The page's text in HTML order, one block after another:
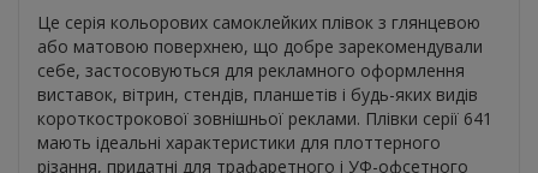
Це серія кольорових самоклейких плівок з глянцевою
або матовою поверхнею, що добре зарекомендували
себе, застосовуються для рекламного оформлення
виставок, вітрин, стендів, планшетів і будь-яких видів
короткострокової зовнішньої реклами. Плівки серії 641
мають ідеальні характеристики для плоттерного
різання, придатні для трафаретного і УФ-офсетного